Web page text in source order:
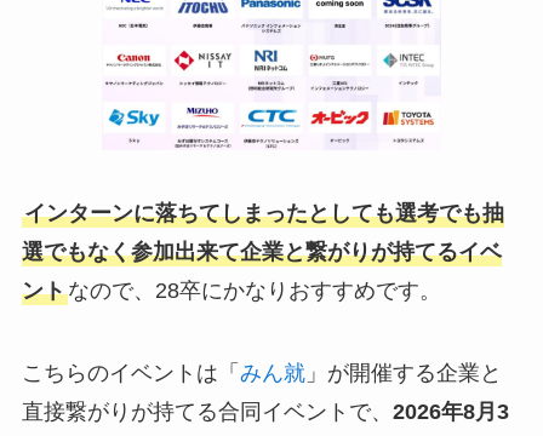
インターンに落ちてしまったとしても選考でも抽
選でもなく参加出来て企業と繋がりが持てるイベ
ントなので、28卒にかなりおすすめです。
こちらのイベントは「 みん就」が開催する企業と
直接繋がりが持てる合同イベントで、 2026年8月3